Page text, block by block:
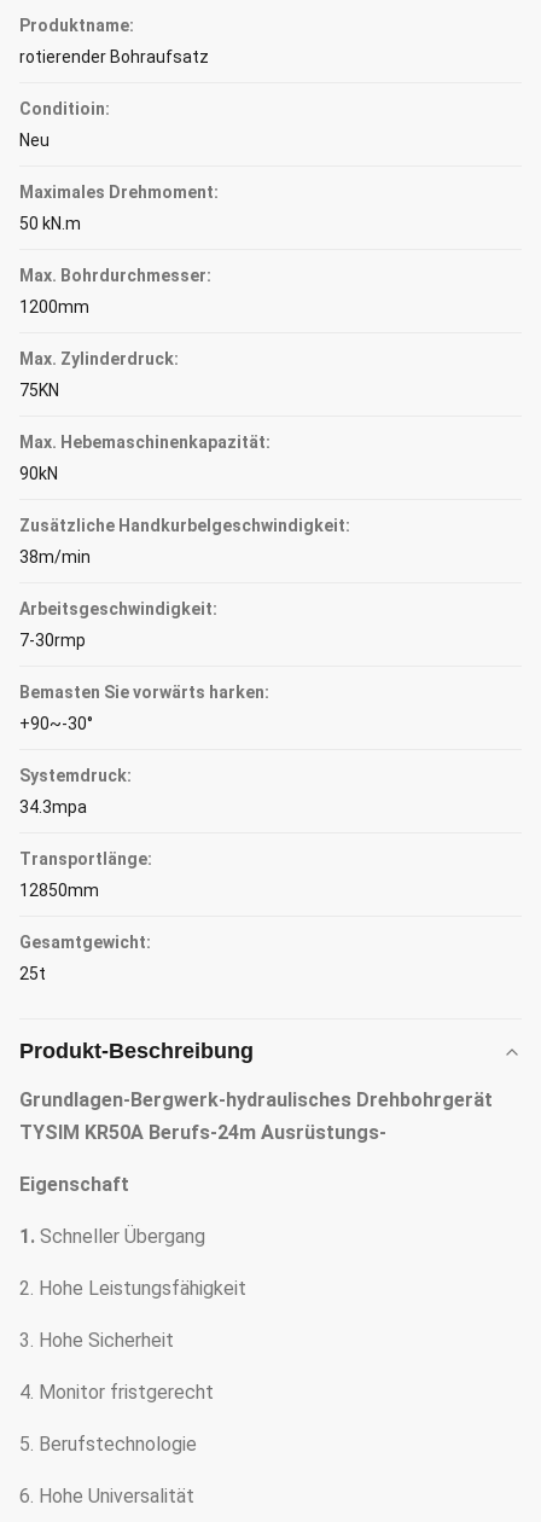
Produktname:
rotierender Bohraufsatz
Conditioin:
Neu
Maximales Drehmoment:
50 kN.m
Max. Bohrdurchmesser:
1200mm
Max. Zylinderdruck:
75KN
Max. Hebemaschinenkapazität:
90kN
Zusätzliche Handkurbelgeschwindigkeit:
38m/min
Arbeitsgeschwindigkeit:
7-30rmp
Bemasten Sie vorwärts harken:
+90~-30°
Systemdruck:
34.3mpa
Transportlänge:
12850mm
Gesamtgewicht:
25t
Produkt-Beschreibung
Grundlagen-Bergwerk-hydraulisches Drehbohrgerät
TYSIM KR50A Berufs-24m Ausrüstungs-
Eigenschaft
1. Schneller Übergang
2. Hohe Leistungsfähigkeit
3. Hohe Sicherheit
4. Monitor fristgerecht
5. Berufstechnologie
6. Hohe Universalität